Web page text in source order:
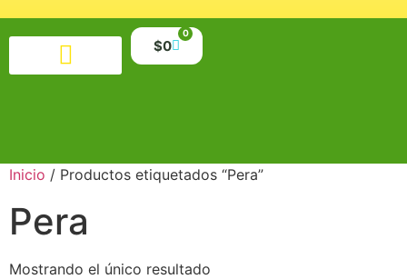
$0
0
Inicio / Productos etiquetados “Pera”
Pera
Mostrando el único resultado